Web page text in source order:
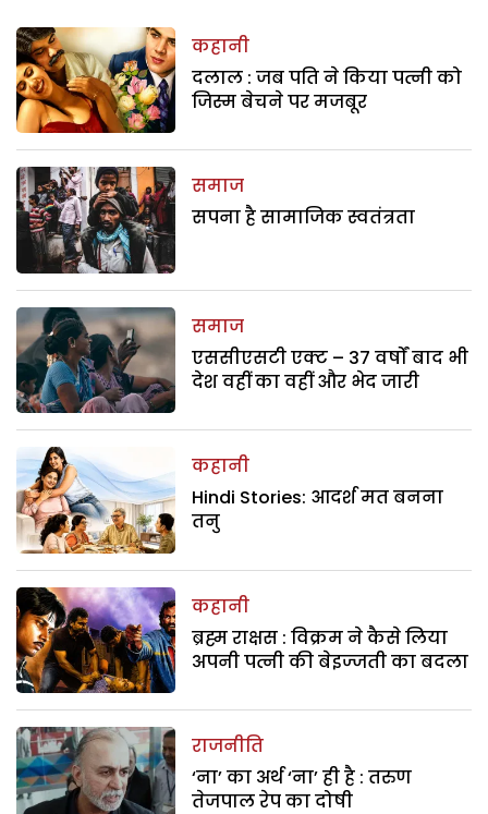
कहानी
दलाल : जब पति ने किया पत्नी को
जिस्म बेचने पर मजबूर
समाज
सपना है सामाजिक स्वतंत्रता
समाज
एससीएसटी एक्ट – 37 वर्षों बाद भी
देश वहीं का वहीं और भेद जारी
कहानी
Hindi Stories: आदर्श मत बनना
तनु
कहानी
ब्रह्म राक्षस : विक्रम ने कैसे लिया
अपनी पत्नी की बेइज्जती का बदला
राजनीति
‘ना’ का अर्थ ‘ना’ ही है : तरुण
तेजपाल रेप का दोषी